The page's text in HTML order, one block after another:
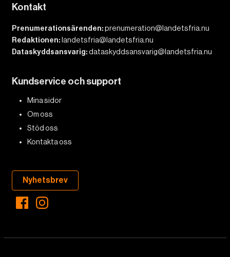
Kontakt
Prenumerationsärenden:prenumeration@landetsfria.nu
Redaktionen: landetsfria@landetsfria.nu
Dataskyddsansvarig:dataskyddsansvarig@landetsfria.nu
Kundservice och support
Mina sidor
Om oss
Stöd oss
Kontakta oss
Nyhetsbrev